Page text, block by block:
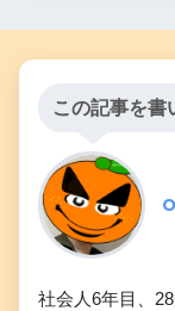
この記事を書
社会人6年目、